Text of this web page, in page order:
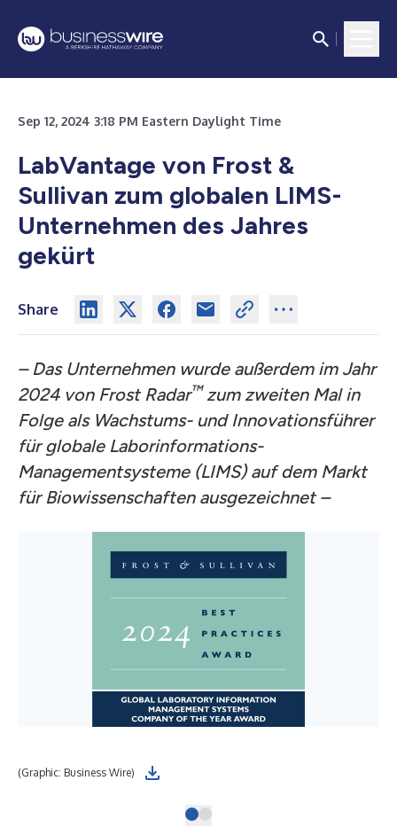
Sep 12, 2024 3:18 PM Eastern Daylight Time
LabVantage von Frost &
Sullivan zum globalen LIMS-
Unternehmen des Jahres
gekürt
Share
– Das Unternehmen wurde außerdem im Jahr
2024 von Frost Radar™zum zweiten Mal in
Folge als Wachstums- und Innovationsführer
für globale Laborinformations-
Managementsysteme (LIMS) auf dem Markt
für Biowissenschaften ausgezeichnet –
(Graphic: Business Wire)